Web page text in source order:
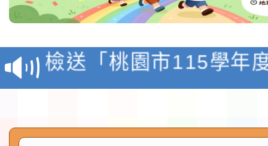
本校115學年度第1學
第3次招考代課鐘點教
告(不再辦理後續甄選)
檢送「桃園市115學年
賽實施要點」1份
本市「115學年度學生
程安排一案
「桃園市補助參觀特色